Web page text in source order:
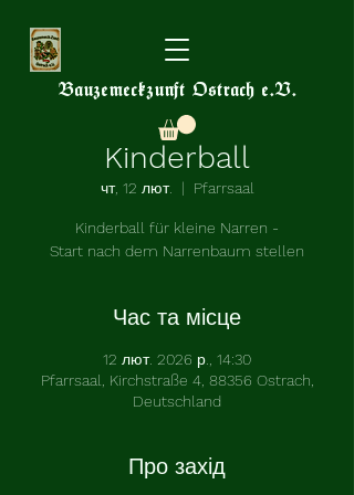
Bauzemeckzunft Ostrach e.V.
Kinderball
чт, 12 лют.
  |
Pfarrsaal
Kinderball für kleine Narren -
Start nach dem Narrenbaum stellen
Час та місце
12 лют. 2026 р., 14:30
Pfarrsaal, Kirchstraße 4, 88356 Ostrach,
Deutschland
Про захід